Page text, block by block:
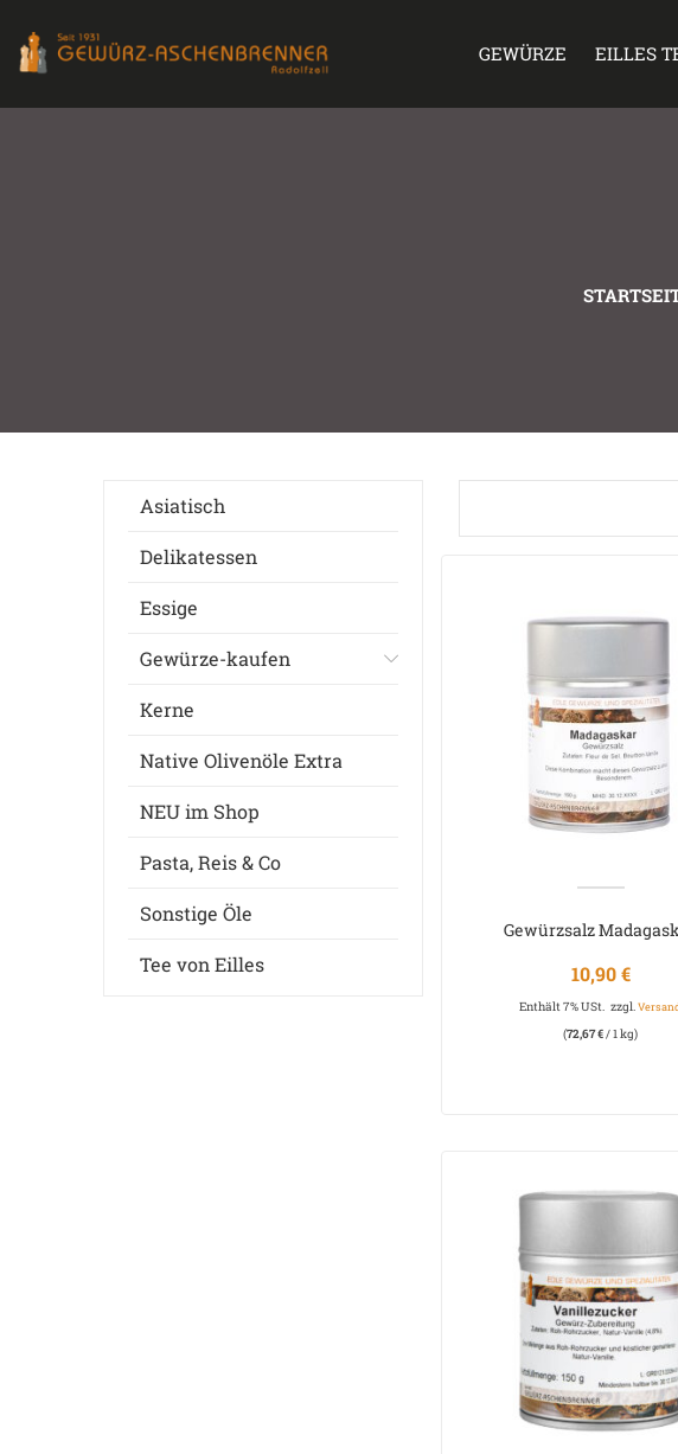
GEWÜRZE EILLES
Asiatisch
Delikatessen
Essige
Gewürze-kaufen
Kerne
Native Olivenöle Extra
NEU im Shop
Pasta, Reis & Co
Sonstige Öle
Tee von Eilles
Gewürzsalz
10,90€
Enthält 7% USt.
(72,67€/ 1 kg)
zzgl.